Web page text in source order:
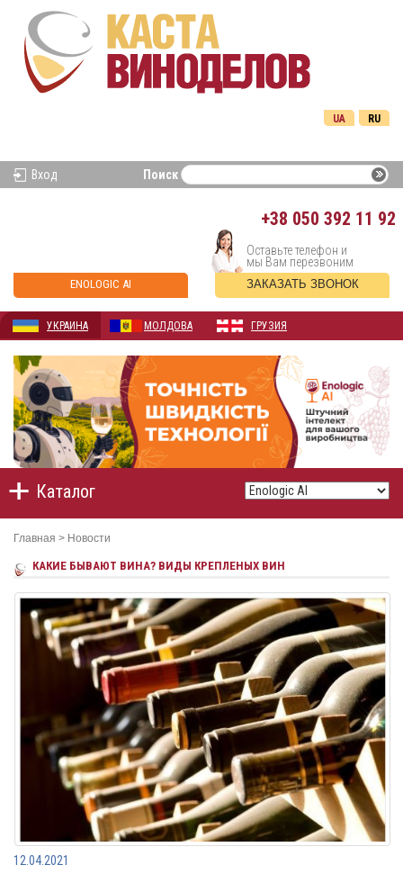
RU
UA
Вход Поиск
+38 050 392 11 92
ENOLOGIC AI
Оставьте телефон и
мы Вам перезвоним
ЗАКАЗАТЬ ЗВОНОК
УКРАИНА МОЛДОВА ГРУЗИЯ
Каталог
Главная > Новости
КАКИЕ БЫВАЮТ ВИНА? ВИДЫ КРЕПЛЕНЫХ ВИН
12.04.2021